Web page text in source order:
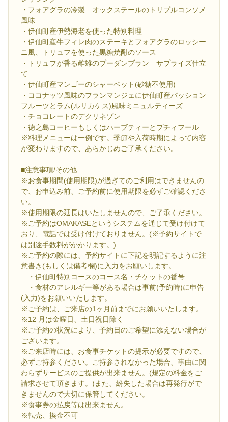
・フォアグラの冷製 オックステールのトリプルコンソメ
風味
・伊仙町産伊勢海老を使った特別料理
・伊仙町産牛フィレ肉のステーキとフォアグラのロッシー
ニ風、トリュフを使った黒糖焼酎のソース
・トリュフが香る雌雉のブーダンブラン サプライズ仕立
て
・伊仙町産マンゴーのシャーベット(砂糖不使用)
・ココナッツ風味のフランマンジェに伊仙町産パッション
フルーツとラム(ルリカケス)風味ミニュルティーズ
・チョコレートのデクリネゾン
・徳之島コーヒーもしくはハーブティーとプチィフール
※料理メニューは一例です。季節や入荷時期によって内容
が変わりますので、あらかじめご了承ください。
■注意事項/その他
※お食事期間(使用期限)が過ぎてのご利用はできませんの
で、お申込み前、ご予約前に使用期限を必ずご確認くださ
い。
※使用期限の延長はいたしませんので、ご了承ください。
※ご予約はOMAKASEというシステムを通じて受け付けて
おり、電話では受け付けておりません。(※予約サイトで
は別途手数料がかかります。)
※ご予約の際には、予約サイトに下記を明記するように注
意書き(もしくは備考欄)に入力をお願いします。
・伊仙町特別コースのコース名・チケットの番号
・食材のアレルギー等がある場合は事前(予約時)に申告
(入力)をお願いいたします。
※ご予約は、ご来店の1ヶ月前までにお願いいたします。
※12 月は金曜日、土日祝日除く
※ご予約の状況により、予約日のご希望に添えない場合が
ございます。
※ご来店時には、お食事チケットの提示が必要ですので、
必ずご持参ください。ご持参されなかった場合、事由に関
わらずサービスのご提供が出来ません。(規定の料金をご
請求させて頂きます。)また、紛失した場合は再発行がで
きませんので大切に保管してください。
※食事券の払戻等は出来ません。
※転売、換金不可